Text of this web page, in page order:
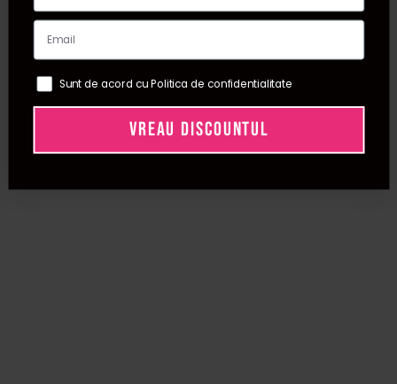
Sunt de acord cu Politica de confidentialitate
VREAU DISCOUNTUL